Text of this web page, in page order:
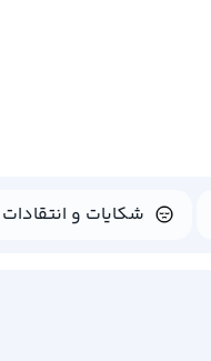
شکایات و انتقادات